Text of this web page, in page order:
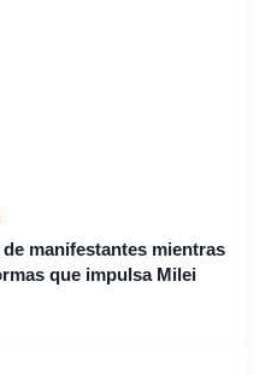
manifestantes mientras
que impulsa Milei